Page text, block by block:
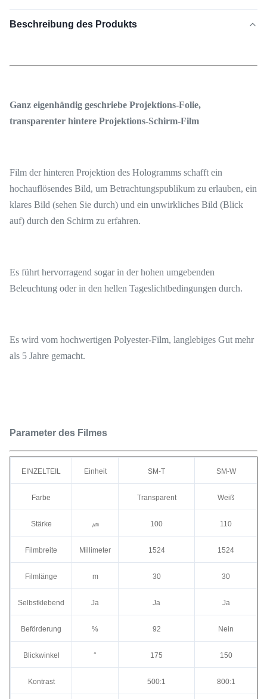
Beschreibung des Produkts
Ganz eigenhändig geschriebe Projektions-Folie,
transparenter hintere Projektions-Schirm-Film
Film der hinteren Projektion des Hologramms schafft ein
hochauflösendes Bild, um Betrachtungspublikum zu erlauben, ein
klares Bild (sehen Sie durch) und ein unwirkliches Bild (Blick
auf) durch den Schirm zu erfahren.
Es führt hervorragend sogar in der hohen umgebenden
Beleuchtung oder in den hellen Tageslichtbedingungen durch.
Es wird vom hochwertigen Polyester-Film, langlebiges Gut mehr
als 5 Jahre gemacht.
Parameter des Filmes
EINZELTEIL Einheit SM-T SM-W
Farbe Transparent Weiß
Stärke ㎛ 100 110
Filmbreite Millimeter 1524 1524
Filmlänge m 30 30
Selbstklebend Ja Ja Ja
Beförderung % 92 Nein
Blickwinkel ° 175 150
Kontrast 500:1 800:1